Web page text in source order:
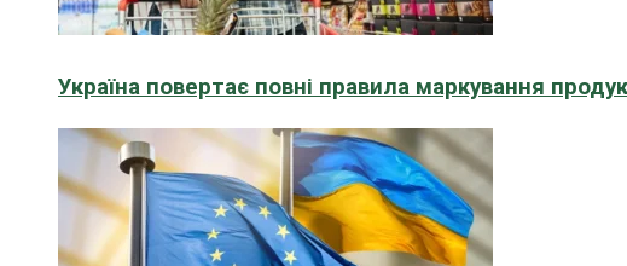
Україна повертає повні правила маркування